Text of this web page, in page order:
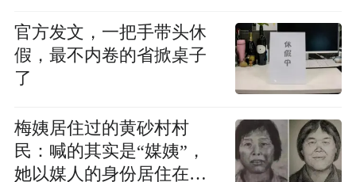
官方发文，一把手带头休
假，最不内卷的省掀桌子
了
梅姨居住过的黄砂村村
民：喊的其实是“媒姨”，
她以媒人的身份居住在村